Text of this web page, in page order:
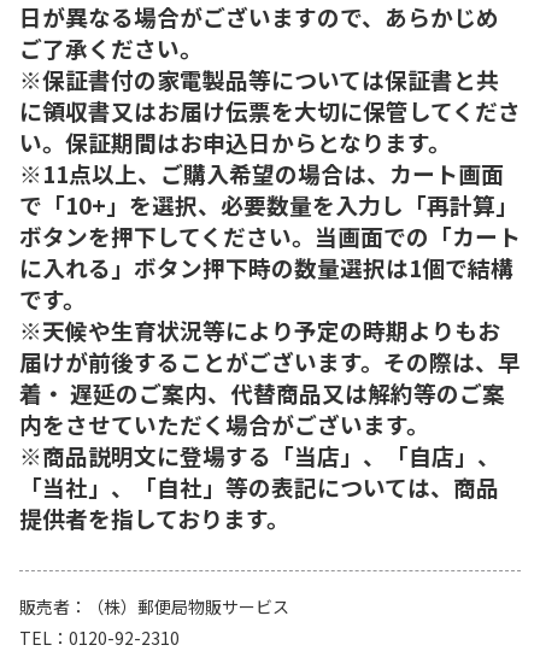
日が異なる場合がございますので、あらかじめ
ご了承ください。
※保証書付の家電製品等については保証書と共
に領収書又はお届け伝票を大切に保管してくださ
い。保証期間はお申込日からとなります。
※11点以上、ご購入希望の場合は、カート画面
で「10+」を選択、必要数量を入力し「再計算」
ボタンを押下してください。当画面での「カート
に入れる」ボタン押下時の数量選択は1個で結構
です。
※天候や生育状況等により予定の時期よりもお
届けが前後することがございます。その際は、早
着・ 遅延のご案内、代替商品又は解約等のご案
内をさせていただく場合がございます。
※商品説明文に登場する「当店」、「自店」、
「当社」、「自社」等の表記については、商品
提供者を指しております。
販売者
（株）郵便局物販サービス
TEL
0120-92-2310